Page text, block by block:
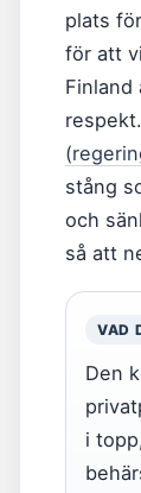
plats
för att
Finland
stång
och
så att
VAD
Den
i